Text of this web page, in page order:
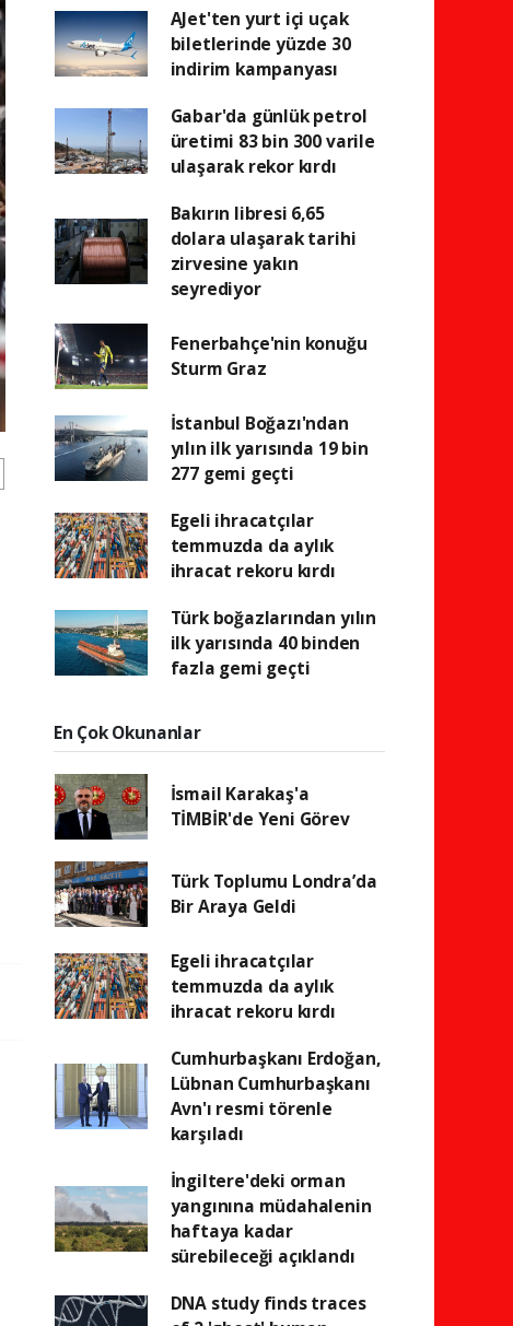
AJet'ten yurt içi uçak
biletlerinde yüzde 30
indirim kampanyası
Gabar'da günlük petrol
üretimi 83 bin 300 varile
ulaşarak rekor kırdı
Bakırın libresi 6,65
dolara ulaşarak tarihi
zirvesine yakın
seyrediyor
Fenerbahçe'nin konuğu
Sturm Graz
İstanbul Boğazı'ndan
yılın ilk yarısında 19 bin
277 gemi geçti
Egeli ihracatçılar
temmuzda da aylık
ihracat rekoru kırdı
Türk boğazlarından yılın
ilk yarısında 40 binden
fazla gemi geçti
En Çok Okunanlar
İsmail Karakaş'a
TİMBİR'de Yeni Görev
Türk Toplumu Londra’da
Bir Araya Geldi
Egeli ihracatçılar
temmuzda da aylık
ihracat rekoru kırdı
Cumhurbaşkanı Erdoğan,
Lübnan Cumhurbaşkanı
Avn'ı resmi törenle
karşıladı
İngiltere'deki orman
yangınına müdahalenin
haftaya kadar
sürebileceği açıklandı
DNA study finds traces